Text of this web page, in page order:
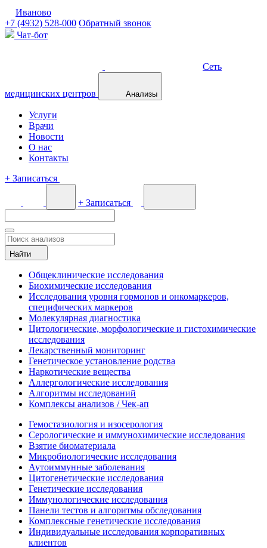
Иваново
+7 (4932) 528-000 Обратный звонок
Чат-бот
Сеть
медицинских центров Анализы
Услуги
Врачи
Новости
О нас
Контакты
+ Записаться
+ Записаться
Найти
Общеклинические исследования
Биохимические исследования
Исследования уровня гормонов и онкомаркеров,
специфических маркеров
Молекулярная диагностика
Цитологические, морфологические и гистохимические
исследования
Лекарственный мониторинг
Генетическое установление родства
Наркотические вещества
Аллергологические исследования
Алгоритмы исследований
Комплексы анализов / Чек-ап
Гемостазиология и изосерология
Серологические и иммунохимические исследования
Взятие биоматериала
Микробиологические исследования
Аутоиммунные заболевания
Цитогенетические исследования
Генетические исследования
Иммунологические исследования
Панели тестов и алгоритмы обследования
Комплексные генетические исследования
Индивидуальные исследования корпоративных
клиентов